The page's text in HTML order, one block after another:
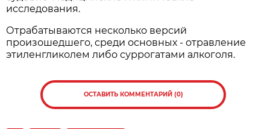
исследования.
Отрабатываются несколько версий
произошедшего, среди основных - отравление
этиленгликолем либо суррогатами алкоголя.
ОСТАВИТЬ КОММЕНТАРИЙ (0)